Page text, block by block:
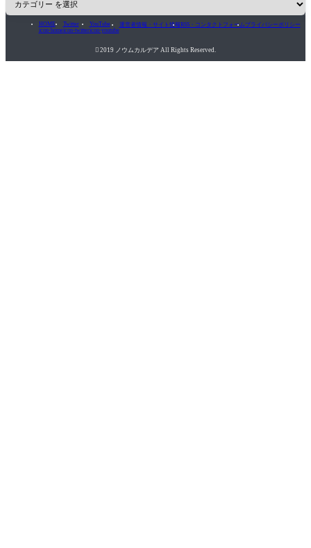
HOME
icon-home
Twitter
icon-twitter
YouTube
icon-youtube
運営者情報・サイト情報RSS・コンタクトフォームプライバシーポリシー
 2019 ノウムカルデア All Rights Reserved.